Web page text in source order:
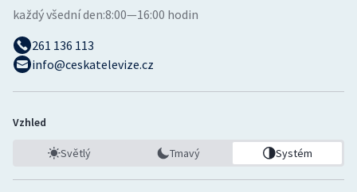
každý všední den:8:00—16:00 hodin
261 136 113
info@ceskatelevize.cz
Vzhled
Světlý Tmavý Systém